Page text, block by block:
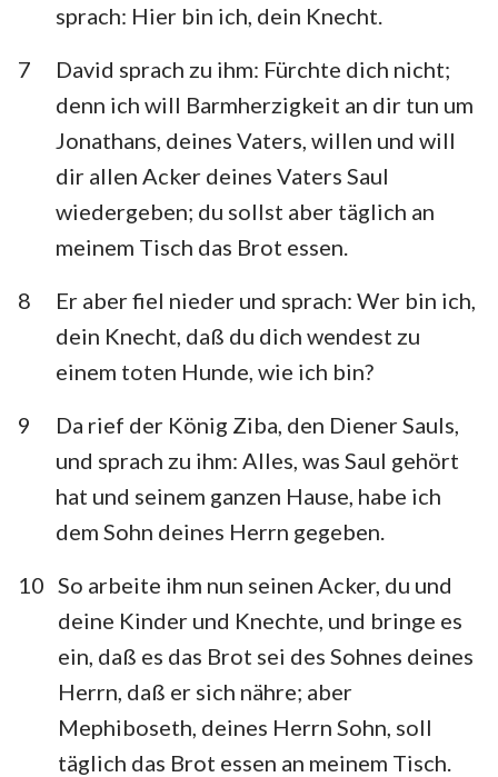
1 2 3 4 5 6
8
9 10 11 12 13
14
15
16 17 18 19 20
21
22
23 24
sprach: Hier bin ich, dein Knecht.
7
David sprach zu ihm: Fürchte dich nicht;
denn ich will Barmherzigkeit an dir tun um
Jonathans, deines Vaters, willen und will
dir allen Acker deines Vaters Saul
wiedergeben; du sollst aber täglich an
meinem Tisch das Brot essen.
8
Er aber fiel nieder und sprach: Wer bin ich,
dein Knecht, daß du dich wendest zu
einem toten Hunde, wie ich bin?
9
Da rief der König Ziba, den Diener Sauls,
und sprach zu ihm: Alles, was Saul gehört
hat und seinem ganzen Hause, habe ich
dem Sohn deines Herrn gegeben.
10 So arbeite ihm nun seinen Acker, du und
deine Kinder und Knechte, und bringe es
ein, daß es das Brot sei des Sohnes deines
Herrn, daß er sich nähre; aber
Mephiboseth, deines Herrn Sohn, soll
täglich das Brot essen an meinem Tisch.